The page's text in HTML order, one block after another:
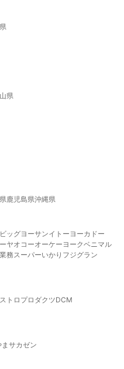
県
鹿児島県沖縄県
ビッグヨーサンイトーヨーカドー
ヤオコーオーケー ヨークベニマル
業務スーパーいかり フジグラン
トロプロダクツDCM
サカゼン